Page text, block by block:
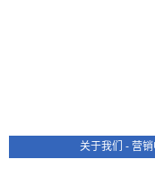
关于我们 - 营